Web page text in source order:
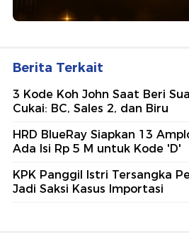
Berita Terkait
3 Kode Koh John Saat Beri
Cukai: BC, Sales 2, dan Biru
HRD BlueRay Siapkan 13
Ada Isi Rp 5 M untuk Kode 'D'
KPK Panggil Istri Tersangka
Jadi Saksi Kasus Importasi